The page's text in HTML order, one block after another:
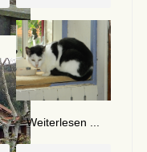
Weiterlesen ...